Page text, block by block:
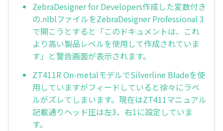
ZebraDesigner for Developers作成した変数付き
の.nlblファイルをZebraDesigner Professional 3
で開こうとすると「このドキュメントは、これ
より高い製品レベルを使用して作成されていま
す」と警告画面が表示されます。
ZT411R On-metalモデルでSilverline Bladeを使
用していますがフィードしていると徐々にラベ
ルがズレてしまいます。現在はZT411マニュアル
記載通りヘッド圧は左3、右1に設定していま
す。